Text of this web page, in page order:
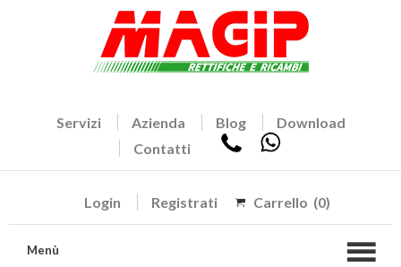
Servizi Azienda Blog
Download
Contatti
Login Registrati Carrello (0)
Menù